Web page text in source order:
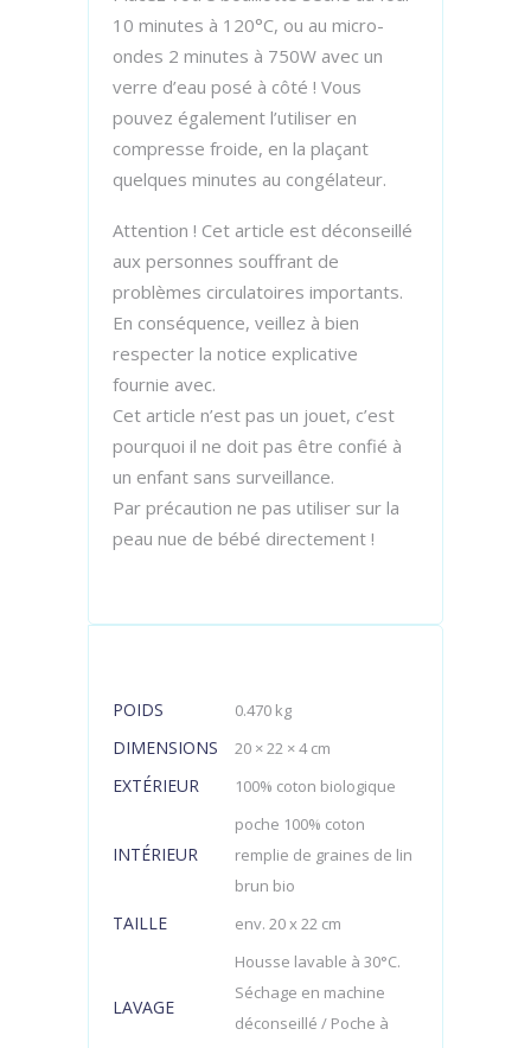
10 minutes à 120°C, ou au micro-
ondes 2 minutes à 750W avec un
verre d’eau posé à côté ! Vous
pouvez également l’utiliser en
compresse froide, en la plaçant
quelques minutes au congélateur.
Attention ! Cet article est déconseillé
aux personnes souffrant de
problèmes circulatoires importants.
En conséquence, veillez à bien
respecter la notice explicative
fournie avec.
Cet article n’est pas un jouet, c’est
pourquoi il ne doit pas être confié à
un enfant sans surveillance.
Par précaution ne pas utiliser sur la
peau nue de bébé directement !
POIDS 0.470 kg
DIMENSIONS 20 × 22 × 4 cm
EXTÉRIEUR 100% coton biologique
INTÉRIEUR
poche 100% coton
remplie de graines de lin
brun bio
TAILLE env. 20 x 22 cm
LAVAGE
Housse lavable à 30°C.
Séchage en machine
déconseillé / Poche à